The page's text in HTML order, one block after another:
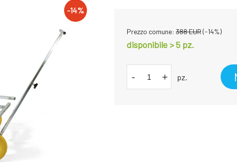
-14%
Prezzo comune: 388EUR(-14%)
disponibile > 5 pz.
- + pz.